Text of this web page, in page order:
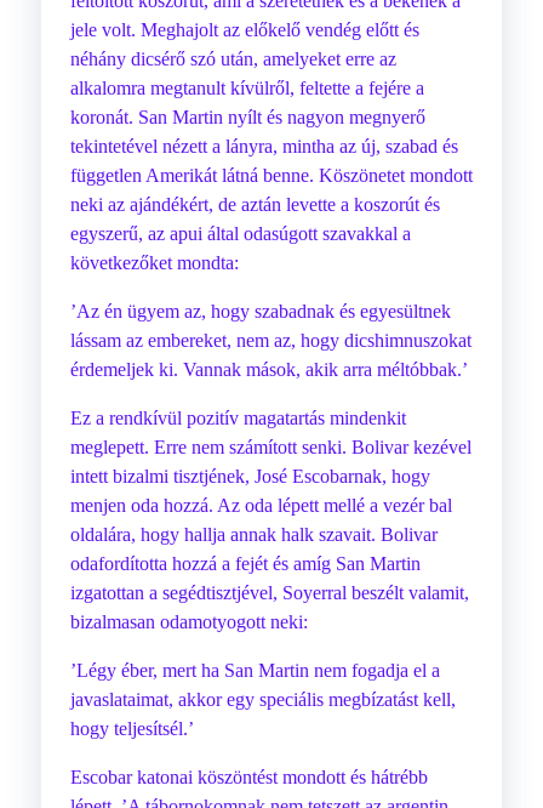
jele volt. Meghajolt az előkelő vendég előtt és
néhány dicsérő szó után, amelyeket erre az
alkalomra megtanult kívülről, feltette a fejére a
koronát. San Martin nyílt és nagyon megnyerő
tekintetével nézett a lányra, mintha az új, szabad és
független Amerikát látná benne. Köszönetet mondott
neki az ajándékért, de aztán levette a koszorút és
egyszerű, az apui által odasúgott szavakkal a
következőket mondta:
’Az én ügyem az, hogy szabadnak és egyesültnek
lássam az embereket, nem az, hogy dicshimnuszokat
érdemeljek ki. Vannak mások, akik arra méltóbbak.’
Ez a rendkívül pozitív magatartás mindenkit
meglepett. Erre nem számított senki. Bolivar kezével
intett bizalmi tisztjének, José Escobarnak, hogy
menjen oda hozzá. Az oda lépett mellé a vezér bal
oldalára, hogy hallja annak halk szavait. Bolivar
odafordította hozzá a fejét és amíg San Martin
izgatottan a segédtisztjével, Soyerral beszélt valamit,
bizalmasan odamotyogott neki:
’Légy éber, mert ha San Martin nem fogadja el a
javaslataimat, akkor egy speciális megbízatást kell,
hogy teljesítsél.’
Escobar katonai köszöntést mondott és hátrébb